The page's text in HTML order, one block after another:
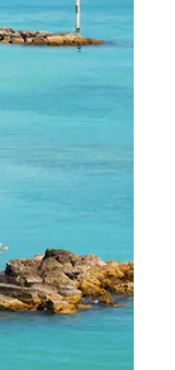
ことができます。